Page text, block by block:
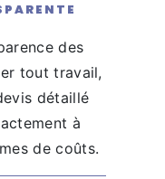
des
tout travail,
détaillé
à
de coûts.